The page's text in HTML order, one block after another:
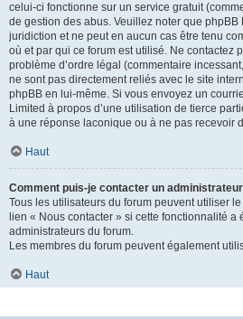
celui-ci fonctionne sur un service gratuit
de gestion des abus. Veuillez noter que phpBB
juridiction et ne peut en aucun cas être tenu
où et par qui ce forum est utilisé. Ne contactez
problème d’ordre légal (commentaire
ne sont pas directement reliés avec le site
phpBB en lui-même. Si vous envoyez un
Limited à propos d’une utilisation de tierce
à une réponse laconique ou à ne pas recevoir
Haut
Comment puis-je contacter un
Tous les utilisateurs du forum peuvent utiliser
lien « Nous contacter » si cette fonctionnalité a
administrateurs du forum.
Les membres du forum peuvent également
Haut